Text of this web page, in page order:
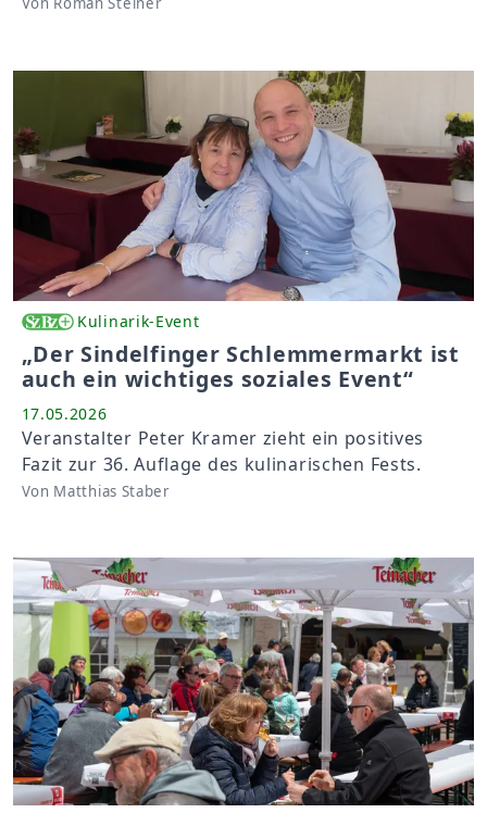
Kulinarik-Event
„Der Sindelfinger Schlemmermarkt ist
auch ein wichtiges soziales Event“
17.05.2026
Veranstalter Peter Kramer zieht ein positives
Fazit zur 36. Auflage des kulinarischen Fests.
Von Matthias Staber